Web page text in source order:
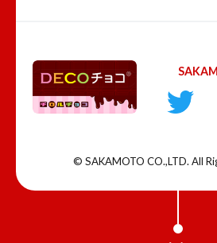
© SAKAMOTO CO.,LTD. All